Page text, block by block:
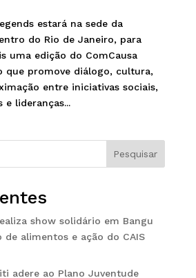
estará na sede da
do Rio de Janeiro, para
uma edição do ComCausa
que promove diálogo, cultura,
entre iniciativas sociais,
e lideranças...
Pesquisar
show solidário em Bangu
de alimentos e ação do CAIS
adere ao Plano Juventude